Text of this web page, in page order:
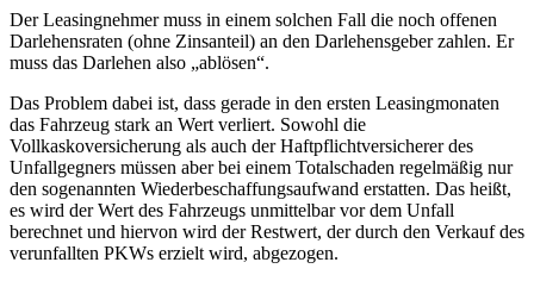
Der Leasingnehmer muss in einem solchen Fall die noch offenen
Darlehensraten (ohne Zinsanteil) an den Darlehensgeber zahlen. Er
muss das Darlehen also „ablösen“.
Das Problem dabei ist, dass gerade in den ersten Leasingmonaten
das Fahrzeug stark an Wert verliert. Sowohl die
Vollkaskoversicherung als auch der Haftpflichtversicherer des
Unfallgegners müssen aber bei einem Totalschaden regelmäßig nur
den sogenannten Wiederbeschaffungsaufwand erstatten. Das heißt,
es wird der Wert des Fahrzeugs unmittelbar vor dem Unfall
berechnet und hiervon wird der Restwert, der durch den Verkauf des
verunfallten PKWs erzielt wird, abgezogen.